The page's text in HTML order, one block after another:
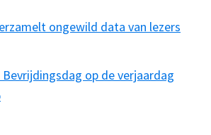
ongewild data van lezers
op de verjaardag